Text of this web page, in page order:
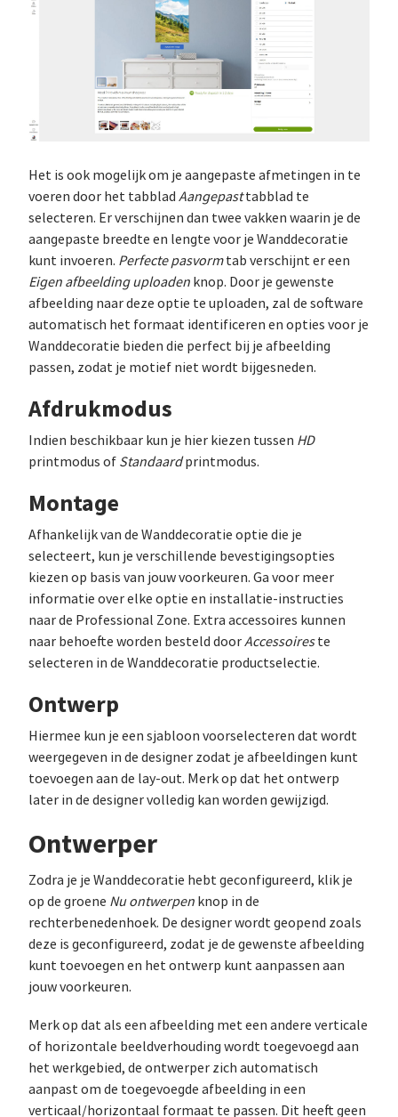
Het is ook mogelijk om je aangepaste afmetingen in te
voeren door het tabblad Aangepasttabblad te
selecteren. Er verschijnen dan twee vakken waarin je de
aangepaste breedte en lengte voor je Wanddecoratie
kunt invoeren. Perfecte pasvormtab verschijnt er een
Eigen afbeelding uploaden knop. Door je gewenste
afbeelding naar deze optie te uploaden, zal de software
automatisch het formaat identificeren en opties voor je
Wanddecoratie bieden die perfect bij je afbeelding
passen, zodat je motief niet wordt bijgesneden.
Afdrukmodus
Indien beschikbaar kun je hier kiezen tussen HD
printmodus of Standaardprintmodus.
Montage
Afhankelijk van de Wanddecoratie optie die je
selecteert, kun je verschillende bevestigingsopties
kiezen op basis van jouw voorkeuren. Ga voor meer
informatie over elke optie en installatie-instructies
naar de Professional Zone. Extra accessoires kunnen
naar behoefte worden besteld doorAccessoireste
selecteren in de Wanddecoratie productselectie.
Ontwerp
Hiermee kun je een sjabloon voorselecteren dat wordt
weergegeven in de designer zodat je afbeeldingen kunt
toevoegen aan de lay-out. Merk op dat het ontwerp
later in de designer volledig kan worden gewijzigd.
Ontwerper
Zodra je je Wanddecoratie hebt geconfigureerd, klik je
op de groene Nu ontwerpen knop in de
rechterbenedenhoek. De designer wordt geopend zoals
deze is geconfigureerd, zodat je de gewenste afbeelding
kunt toevoegen en het ontwerp kunt aanpassen aan
jouw voorkeuren.
Merk op dat als een afbeelding met een andere verticale
of horizontale beeldverhouding wordt toegevoegd aan
het werkgebied, de ontwerper zich automatisch
aanpast om de toegevoegde afbeelding in een
verticaal/horizontaal formaat te passen. Dit heeft geen